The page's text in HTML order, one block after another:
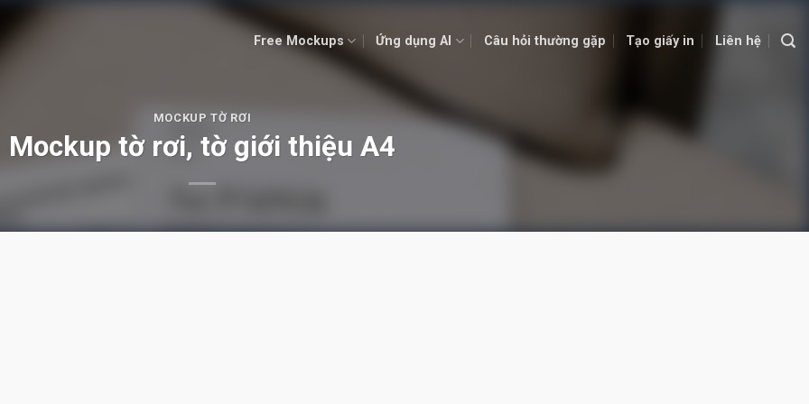
Free Mockups Ứng dụng AI Câu hỏi thường gặp Tạo giấy in Liên hệ
MOCKUP TỜ RƠI
Mockup tờ rơi, tờ giới thiệu A4